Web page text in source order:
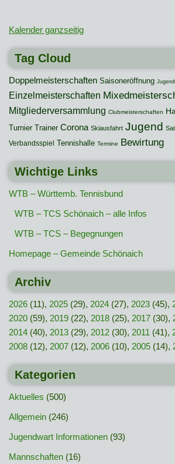
Kalender ganzseitig
Tag Cloud
Doppelmeisterschaften Saisoneröffnung
Einzelmeisterschaften
Mitgliederversammlung Clubmeisterschaften
Turnier Trainer Corona Skiausfahrt Jugend
Verbandsspiel Tennishalle Termine Bewirtung
Wichtige Links
WTB – Württemb. Tennisbund
WTB – TCS Schönaich – alle Infos
WTB – TCS – Begegnungen
Homepage – Gemeinde Schönaich
Archiv
2026 (11), 2025 (29), 2024 (27), 2023 (45),
2020 (59), 2019 (22), 2018 (25), 2017 (30),
2014 (40), 2013 (29), 2012 (30), 2011 (41),
2008 (12), 2007 (12), 2006 (10), 2005 (14),
Kategorien
Aktuelles (500)
Allgemein (246)
Jugendwart Informationen (93)
Mannschaften (16)